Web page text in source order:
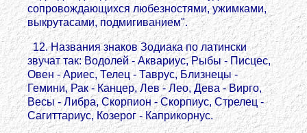
сопровождающихся любезностями, ужимками,
выкрутасами, подмигиванием".
12. Названия знаков Зодиака по латински
звучат так: Водолей - Аквариус, Рыбы - Писцес,
Овен - Ариес, Телец - Таврус, Близнецы -
Гемини, Рак - Канцер, Лев - Лео, Дева - Вирго,
Весы - Либра, Скорпион - Скорпиус, Стрелец -
Сагиттариус, Козерог - Каприкорнус.